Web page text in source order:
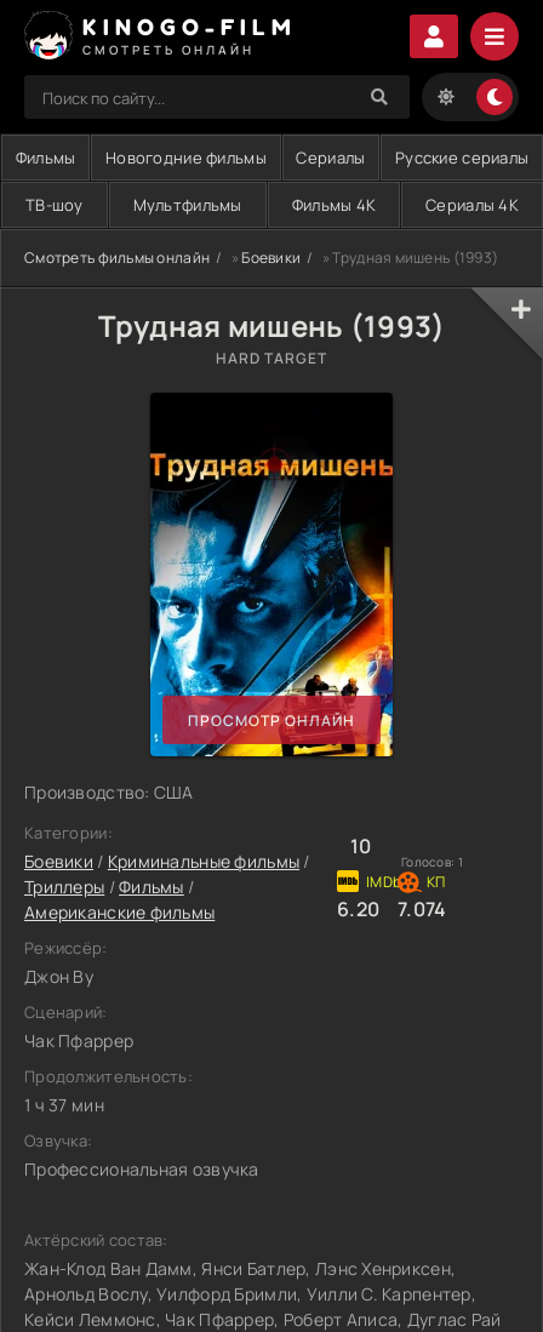
KINOGO-FILM
СМОТРЕТЬ ОНЛАЙН
Фильмы Новогодние фильмы Сериалы Русские сериалы
ТВ-шоу Мультфильмы Фильмы 4K Сериалы 4K
Смотреть фильмы онлайн »Боевики » Трудная мишень (1993)
Трудная мишень (1993)
HARD TARGET
ПРОСМОТР ОНЛАЙН
Производство: США
Категории:
Боевики / Криминальные фильмы /
Триллеры /Фильмы /
Американские фильмы
Режиссёр:
Джон Ву
Сценарий:
Чак Пфаррер
Продолжительность:
1 ч 37 мин
Озвучка:
Профессиональная озвучка
10
Голосов: 1
6.20 7.074
Актёрский состав:
Жан-Клод Ван Дамм, Янси Батлер, Лэнс Хенриксен,
Арнольд Вослу, Уилфорд Бримли, Уилли С. Карпентер,
Кейси Леммонс, Чак Пфаррер, Роберт Аписа, Дуглас Рай